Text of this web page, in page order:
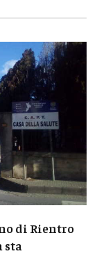
di Rientro
sta